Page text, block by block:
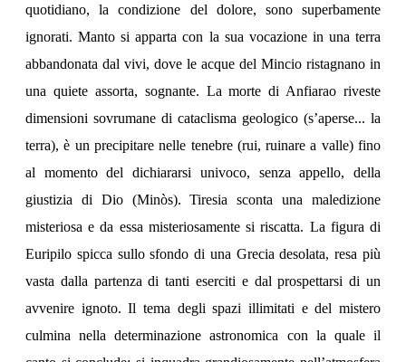
quotidiano, la condizione del dolore, sono superbamente
ignorati. Manto si apparta con la sua vocazione in una terra
abbandonata dal vivi, dove le acque del Mincio ristagnano in
una quiete assorta, sognante. La morte di Anfiarao riveste
dimensioni sovrumane di cataclisma geologico (s’aperse... la
terra), è un precipitare nelle tenebre (rui, ruinare a valle) fino
al momento del dichiararsi univoco, senza appello, della
giustizia di Dio (Minòs). Tiresia sconta una maledizione
misteriosa e da essa misteriosamente si riscatta. La figura di
Euripilo spicca sullo sfondo di una Grecia desolata, resa più
vasta dalla partenza di tanti eserciti e dal prospettarsi di un
avvenire ignoto. Il tema degli spazi illimitati e del mistero
culmina nella determinazione astronomica con la quale il